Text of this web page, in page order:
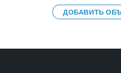
ДОБАВИТЬ